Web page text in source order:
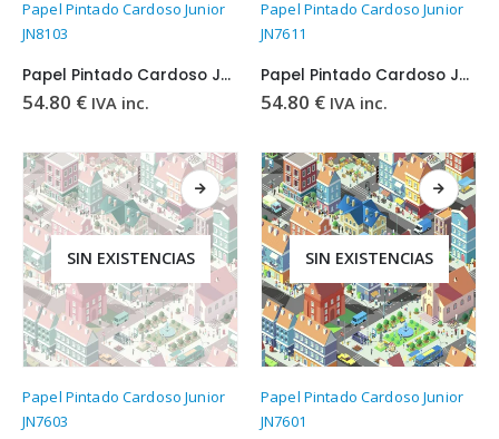
Papel Pintado Cardoso Junior
JN8103
Papel Pintado Cardoso Junior JN8103
54.80 € IVA inc.
Papel Pintado Cardoso Junior
JN7611
Papel Pintado Cardoso Junior JN7611
54.80 € IVA inc.
SIN EXISTENCIAS
Papel Pintado Cardoso Junior
JN7603
SIN EXISTENCIAS
Papel Pintado Cardoso Junior
JN7601